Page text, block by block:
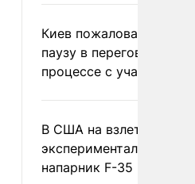
Киев пожаловался на
паузу в переговорном
процессе с участием
В США на взлете
экспериментальный
напарник F-35